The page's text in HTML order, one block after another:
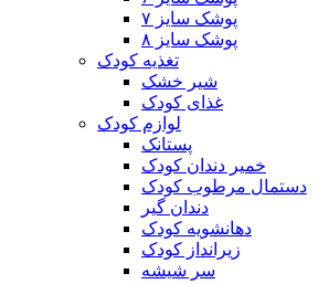
پوشک سایز ۷
پوشک سایز ۸
تغذیه کودک
شیر خشک
غذای کودک
لوازم کودک
پستانک
خمیر دندان کودک
دستمال مرطوب کودک
دندان گیر
دهانشویه کودک
زیرانداز کودک
سر شیشه